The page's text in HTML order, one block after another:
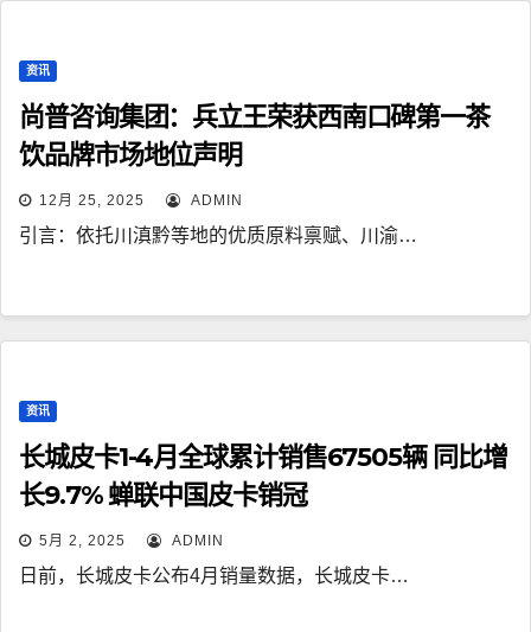
资讯
尚普咨询集团：兵立王荣获西南口碑第一茶
饮品牌市场地位声明
12月 25, 2025 ADMIN
引言：依托川滇黔等地的优质原料禀赋、川渝…
资讯
长城皮卡1-4月全球累计销售67505辆 同比增
长9.7% 蝉联中国皮卡销冠
5月 2, 2025 ADMIN
日前，长城皮卡公布4月销量数据，长城皮卡…